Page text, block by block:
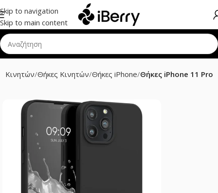
Skip to navigation
Skip to main content
Κινητών Θήκες Κινητών Θήκες iPhone Θήκες iPhone 11 Pro